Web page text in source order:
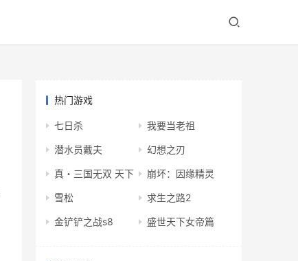
热门游戏
七日杀 我要当老祖
潜水员戴夫 幻想之刃
真・三国无双 天下 崩坏：因缘精灵
雪松 求生之路2
金铲铲之战s8 盛世天下女帝篇